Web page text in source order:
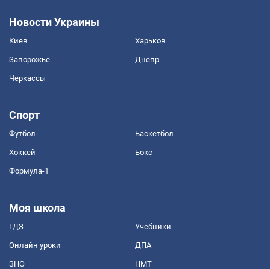
Новости Украины
Киев Харьков
Запорожье Днепр
Черкассы
Спорт
Футбол Баскетбол
Хоккей Бокс
Формула-1
Моя школа
ГДЗ Учебники
Онлайн уроки ДПА
ЗНО НМТ